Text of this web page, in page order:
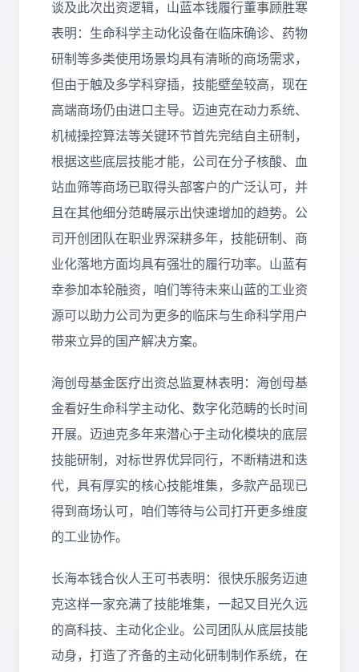
谈及此次出资逻辑，山蓝本钱履行董事顾胜寒
表明：生命科学主动化设备在临床确诊、药物
研制等多类使用场景均具有清晰的商场需求，
但由于触及多学科穿插，技能壁垒较高，现在
高端商场仍由进口主导。迈迪克在动力系统、
机械操控算法等关键环节首先完结自主研制，
根据这些底层技能才能，公司在分子核酸、血
站血筛等商场已取得头部客户的广泛认可，并
且在其他细分范畴展示出快速增加的趋势。公
司开创团队在职业界深耕多年，技能研制、商
业化落地方面均具有强壮的履行功率。山蓝有
幸参加本轮融资，咱们等待未来山蓝的工业资
源可以助力公司为更多的临床与生命科学用户
带来立异的国产解决方案。
海创母基金医疗出资总监夏林表明：海创母基
金看好生命科学主动化、数字化范畴的长时间
开展。迈迪克多年来潜心于主动化模块的底层
技能研制，对标世界优异同行，不断精进和迭
代，具有厚实的核心技能堆集，多款产品现已
得到商场认可，咱们等待与公司打开更多维度
的工业协作。
长海本钱合伙人王可书表明：很快乐服务迈迪
克这样一家充满了技能堆集，一起又目光久远
的高科技、主动化企业。公司团队从底层技能
动身，打造了齐备的主动化研制制作系统，在